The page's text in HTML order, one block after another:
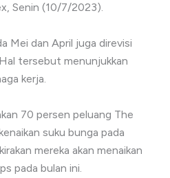
Senin (10/7/2023).
Mei dan April juga direvisi
tersebut menunjukkan
kerja.
70 persen peluang The
suku bunga pada
mereka akan menaikan
pada bulan ini.